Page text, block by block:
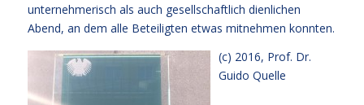
unternehmerisch als auch gesellschaftlich dienlichen
Abend, an dem alle Beteiligten etwas mitnehmen konnten.
(c) 2016, Prof. Dr.
Guido Quelle